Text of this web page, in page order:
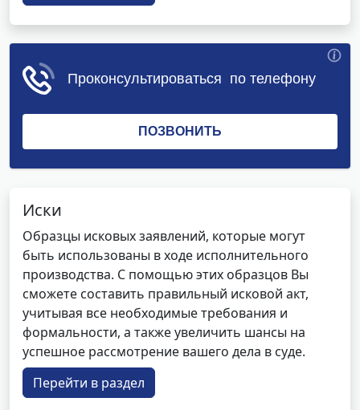
Иски
Образцы исковых заявлений, которые могут
быть использованы в ходе исполнительного
производства. С помощью этих образцов Вы
сможете составить правильный исковой акт,
учитывая все необходимые требования и
формальности, а также увеличить шансы на
успешное рассмотрение вашего дела в суде.
Перейти в раздел